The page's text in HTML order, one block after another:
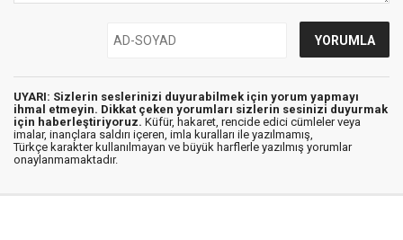
UYARI: Sizlerin seslerinizi duyurabilmek için yorum yapmayı
ihmal etmeyin. Dikkat çeken yorumları sizlerin sesinizi duyurmak
için haberleştiriyoruz. Küfür, hakaret, rencide edici cümleler veya
imalar, inançlara saldırı içeren, imla kuralları ile yazılmamış,
Türkçe karakter kullanılmayan ve büyük harflerle yazılmış yorumlar
onaylanmamaktadır.